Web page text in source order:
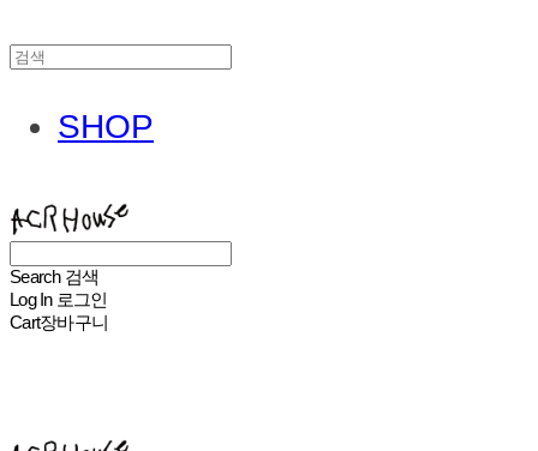
SHOP
Search 검색
Log In 로그인
Cart장바구니